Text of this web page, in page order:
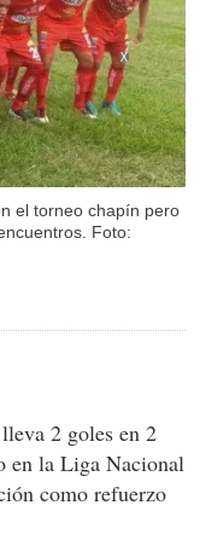
el torneo chapín pero
Foto:
X
2 goles en 2
en la Liga Nacional
como refuerzo